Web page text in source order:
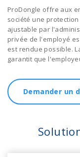
ProDongle offre aux
société une
ajustable par
privée de l'employé
est rendue possible.
garantit que
Demander un